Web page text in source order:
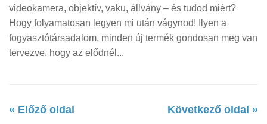
videokamera, objektív, vaku, állvány – és tudod miért?
Hogy folyamatosan legyen mi után vágynod! Ilyen a
fogyasztótársadalom, minden új termék gondosan meg van
tervezve, hogy az elődnél...
« Előző oldal Következő oldal »